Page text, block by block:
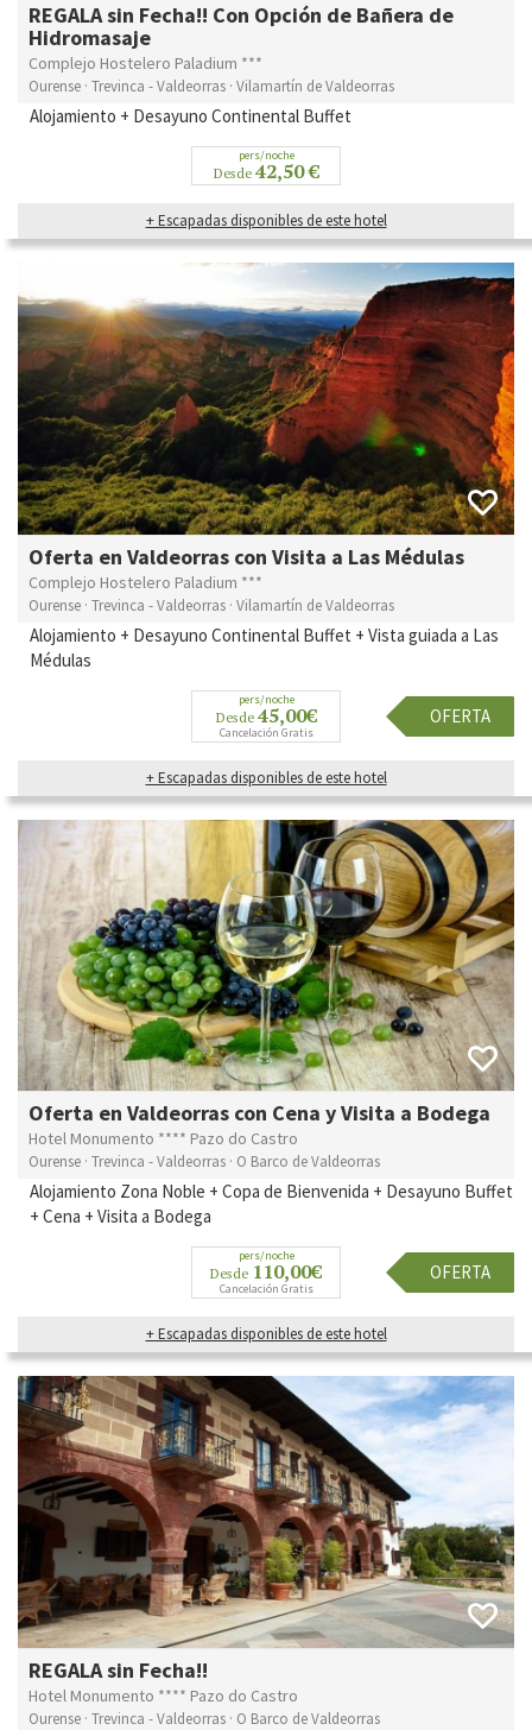
REGALA sin Fecha!! Con Opción de Bañera de
Hidromasaje
Complejo Hostelero Paladium ***
Ourense · Trevinca - Valdeorras · Vilamartín de Valdeorras
Alojamiento + Desayuno Continental Buffet
pers/noche
Desde 42,50 €
+ Escapadas disponibles de este hotel
Oferta en Valdeorras con Visita a Las Médulas
Complejo Hostelero Paladium ***
Ourense · Trevinca - Valdeorras · Vilamartín de Valdeorras
Alojamiento + Desayuno Continental Buffet + Vista guiada a Las
Médulas
pers/noche
Desde 45,00€
Cancelación Gratis
OFERTA
+ Escapadas disponibles de este hotel
Oferta en Valdeorras con Cena y Visita a Bodega
Hotel Monumento **** Pazo do Castro
Ourense · Trevinca - Valdeorras · O Barco de Valdeorras
Alojamiento Zona Noble + Copa de Bienvenida + Desayuno Buffet
+ Cena + Visita a Bodega
pers/noche
Desde 110,00€
Cancelación Gratis
OFERTA
+ Escapadas disponibles de este hotel
REGALA sin Fecha!!
Hotel Monumento **** Pazo do Castro
Ourense · Trevinca - Valdeorras · O Barco de Valdeorras